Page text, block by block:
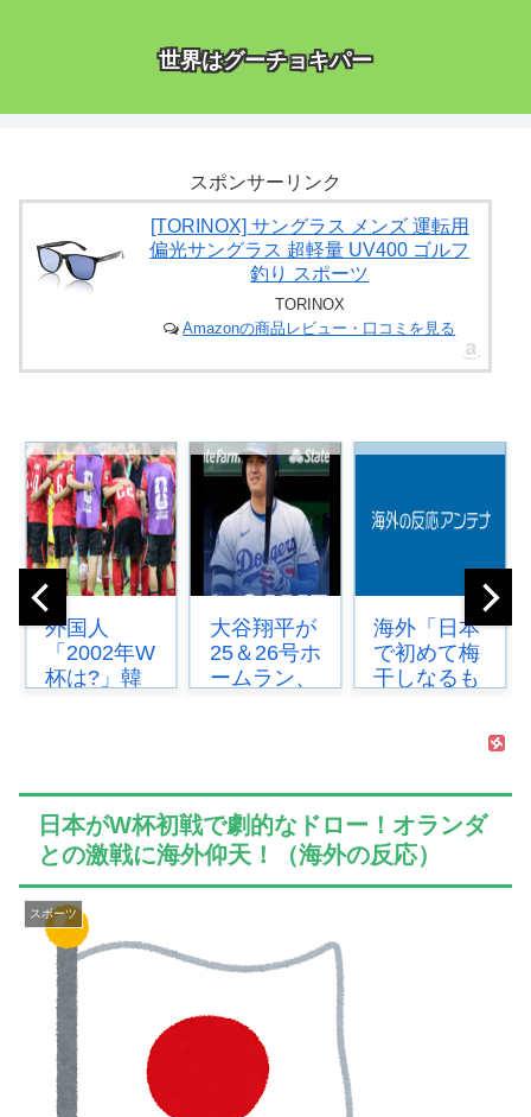
世界はグーチョキパー
スポンサーリンク
[TORINOX] サングラス メンズ 運転用
偏光サングラス 超軽量 UV400 ゴルフ
釣り スポーツ
TORINOX
Amazonの商品レビュー・口コミを見る
大谷翔平が
25＆26号ホ
ームラン、
ドジャ...
海外「日本
で初めて梅
干しなるも
べ物に対す
る...
韓国人「韓
国サッカー
協会W杯予
覚！」...
日本がW杯初戦で劇的なドロー！オランダ
との激戦に海外仰天！（海外の反応）
スポーツ